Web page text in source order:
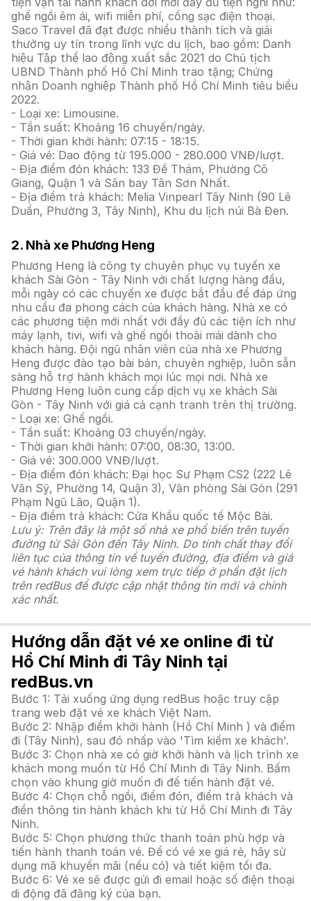
ghế ngồi êm ái, wifi miễn phí, cổng sạc điện thoại.
Saco Travel đã đạt được nhiều thành tích và giải
thưởng uy tín trong lĩnh vực du lịch, bao gồm: Danh
hiệu Tập thể lao động xuất sắc 2021 do Chủ tịch
UBND Thành phố Hồ Chí Minh trao tặng; Chứng
nhận Doanh nghiệp Thành phố Hồ Chí Minh tiêu biểu
2022.
- Loại xe: Limousine.
- Tần suất: Khoảng 16 chuyến/ngày.
- Thời gian khởi hành: 07:15 - 18:15.
- Giá vé: Dao động từ 195.000 - 280.000 VNĐ/lượt.
- Địa điểm đón khách: 133 Đề Thám, Phường Cô
Giang, Quận 1 và Sân bay Tân Sơn Nhất.
- Địa điểm trả khách: Melia Vinpearl Tây Ninh (90 Lê
Duẩn, Phường 3, Tây Ninh), Khu du lịch núi Bà Đen.
2. Nhà xe Phương Heng
Phương Heng là công ty chuyên phục vụ tuyến xe
khách Sài Gòn - Tây Ninh với chất lượng hàng đầu,
mỗi ngày có các chuyến xe được bắt đầu để đáp ứng
nhu cầu đa phong cách của khách hàng. Nhà xe có
các phương tiện mới nhất với đầy đủ các tiện ích như
máy lạnh, tivi, wifi và ghế ngồi thoải mái dành cho
khách hàng. Đội ngũ nhân viên của nhà xe Phương
Heng được đào tạo bài bản, chuyên nghiệp, luôn sẵn
sàng hỗ trợ hành khách mọi lúc mọi nơi. Nhà xe
Phương Heng luôn cung cấp dịch vụ xe khách Sài
Gòn - Tây Ninh với giá cả cạnh tranh trên thị trường.
- Loại xe: Ghế ngồi.
- Tần suất: Khoảng 03 chuyến/ngày.
- Thời gian khởi hành: 07:00, 08:30, 13:00.
- Giá vé: 300.000 VNĐ/lượt.
- Địa điểm đón khách: Đại học Sư Phạm CS2 (222 Lê
Văn Sỹ, Phường 14, Quận 3), Văn phòng Sài Gòn (291
Phạm Ngũ Lão, Quận 1).
- Địa điểm trả khách: Cửa Khẩu quốc tế Mộc Bài.
Lưu ý: Trên đây là một số nhà xe phổ biến trên tuyến
đường từ Sài Gòn đến Tây Ninh. Do tính chất thay đổi
liên tục của thông tin về tuyến đường, địa điểm và giá
vé hành khách vui lòng xem trực tiếp ở phần đặt lịch
trên redBus để được cập nhật thông tin mới và chính
xác nhất.
Hướng dẫn đặt vé xe online đi từ
Hồ Chí Minh đi Tây Ninh tại
redBus.vn
Bước 1: Tải xuống ứng dụng redBus hoặc truy cập
trang web đặt vé xe khách Việt Nam.
Bước 2: Nhập điểm khởi hành (Hồ Chí Minh ) và điểm
đi (Tây Ninh), sau đó nhấp vào 'Tìm kiếm xe khách'.
Bước 3: Chọn nhà xe có giờ khởi hành và lịch trình xe
khách mong muốn từ Hồ Chí Minh đi Tây Ninh. Bấm
chọn vào khung giờ muốn đi để tiến hành đặt vé.
Bước 4: Chọn chỗ ngồi, điểm đón, điểm trả khách và
điền thông tin hành khách khi từ Hồ Chí Minh đi Tây
Ninh.
Bước 5: Chọn phương thức thanh toán phù hợp và
tiến hành thanh toán vé. Để có vé xe giá rẻ, hãy sử
dụng mã khuyến mãi (nếu có) và tiết kiệm tối đa.
Bước 6: Vé xe sẽ được gửi đi email hoặc số điện thoại
di động đã đăng ký của bạn.